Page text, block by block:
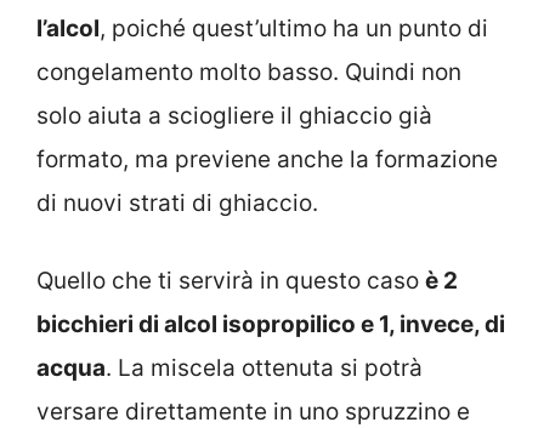
l’alcol, poiché quest’ultimo ha un punto di
congelamento molto basso. Quindi non
solo aiuta a sciogliere il ghiaccio già
formato, ma previene anche la formazione
di nuovi strati di ghiaccio.
Quello che ti servirà in questo caso è 2
bicchieri di alcol isopropilico e 1, invece, di
acqua. La miscela ottenuta si potrà
versare direttamente in uno spruzzino e